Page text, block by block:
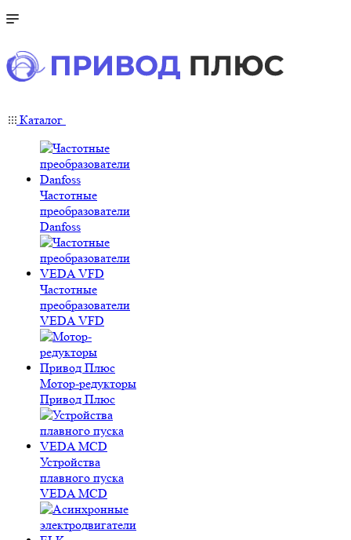
Каталог
Частотные
преобразователи
Danfoss
Частотные
преобразователи
VEDA VFD
Мотор-редукторы
Привод Плюс
Устройства
плавного пуска
VEDA MCD